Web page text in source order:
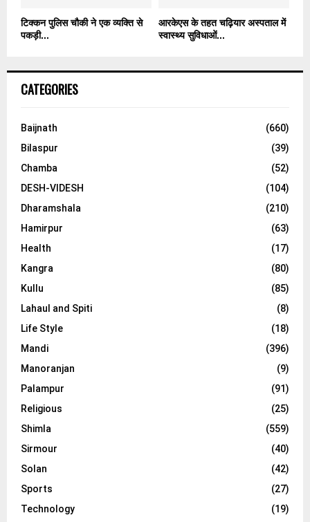
टिक्कन पुलिस चौकी ने एक व्यक्ति से
पकड़ी...
आरकेएस के तहत चढ़ियार अस्पताल में
स्वास्थ्य सुविधाओं...
CATEGORIES
Baijnath
(660)
Bilaspur
(39)
Chamba
(52)
DESH-VIDESH
(104)
Dharamshala
(210)
Hamirpur
(63)
Health
(17)
Kangra
(80)
Kullu
(85)
Lahaul and Spiti
(8)
Life Style
(18)
Mandi
(396)
Manoranjan
(9)
Palampur
(91)
Religious
(25)
Shimla
(559)
Sirmour
(40)
Solan
(42)
Sports
(27)
Technology
(19)